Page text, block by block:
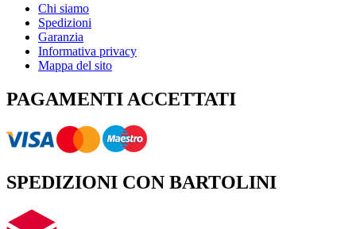
Chi siamo
Spedizioni
Garanzia
Informativa privacy
Mappa del sito
PAGAMENTI ACCETTATI
SPEDIZIONI CON BARTOLINI